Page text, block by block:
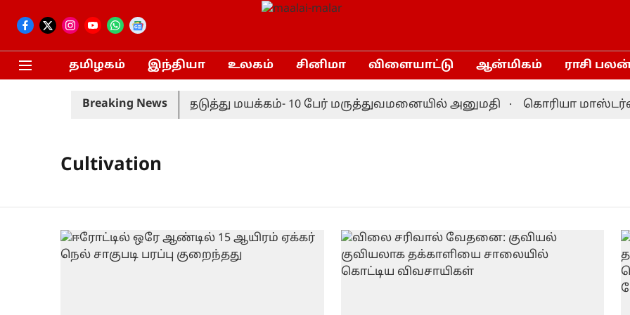
தமிழகம் இந்தியா உலகம் சினிமா விளையாட்டு ஆன்மிகம் ராசி
Breaking News
காவலர்கள் அடுத்தடுத்து மயக்கம்- 10 பேர் மருத்துவமனையில் அனுமதி கொரியா மாஸ்டர்ஸ்
Cultivation